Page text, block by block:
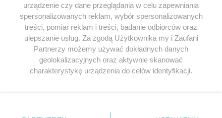
WSPÓŁPRACA
KONTAKT
ODWIEDŹ RÓWNIEŻ:
urządzenie czy dane przeglądania w celu zapewniania
spersonalizowanych reklam, wybór spersonalizowanych
treści, pomiar reklam i treści, badanie odbiorców oraz
ulepszanie usług. Za zgodą Użytkownika my i Zaufani
Partnerzy możemy używać dokładnych danych
geolokalizacyjnych oraz aktywnie skanować
charakterystykę urządzenia do celów identyfikacji.
zmienić/wycofać klikając przycisk ustawień prywatności